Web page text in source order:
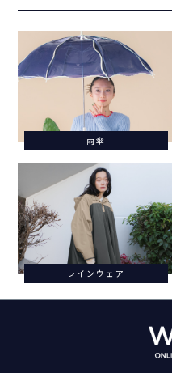
雨傘
レインウェア